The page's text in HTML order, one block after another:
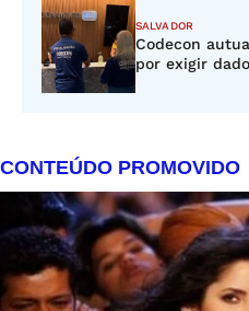
SALVADOR
Codecon
por exigir